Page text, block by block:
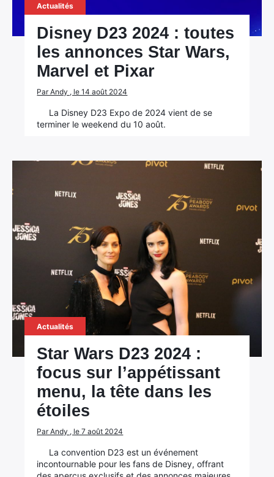
Actualités
Disney D23 2024 : toutes
les annonces Star Wars,
Marvel et Pixar
Par Andy , le 14 août 2024
La Disney D23 Expo de 2024 vient de se
terminer le weekend du 10 août.
Actualités
Star Wars D23 2024 :
focus sur l’appétissant
menu, la tête dans les
étoiles
Par Andy , le 7 août 2024
La convention D23 est un événement
incontournable pour les fans de Disney, offrant